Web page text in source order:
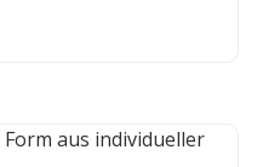
Sonderfertigungen mit